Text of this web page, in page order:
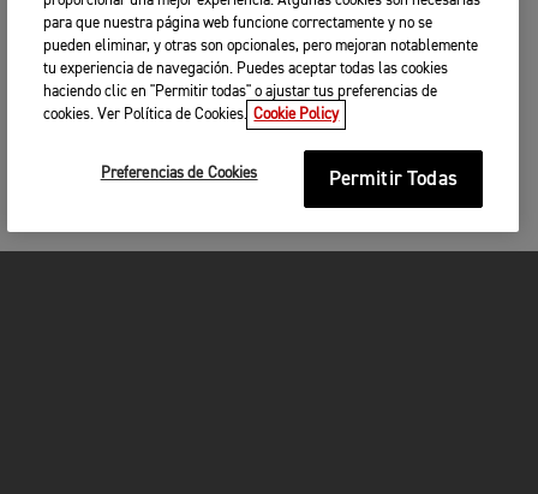
para que nuestra página web funcione correctamente y no se
pueden eliminar, y otras son opcionales, pero mejoran notablemente
tu experiencia de navegación. Puedes aceptar todas las cookies
haciendo clic en "Permitir todas" o ajustar tus preferencias de
cookies. Ver Política de Cookies. Cookie Policy
Preferencias de Cookies Permitir Todas